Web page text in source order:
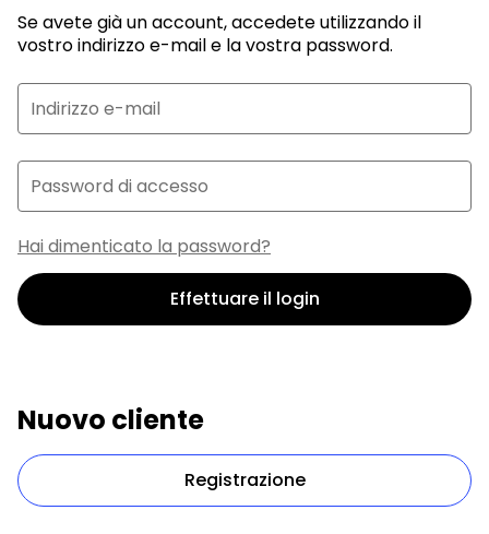
Se avete già un account, accedete utilizzando il
vostro indirizzo e-mail e la vostra password.
Indirizzo e-mail
Password di accesso
Hai dimenticato la password?
Effettuare il login
Nuovo cliente
Registrazione